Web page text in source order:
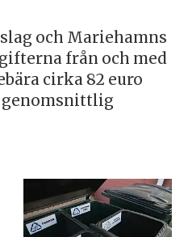
och Mariehamns
från och med
cirka 82 euro
genomsnittlig